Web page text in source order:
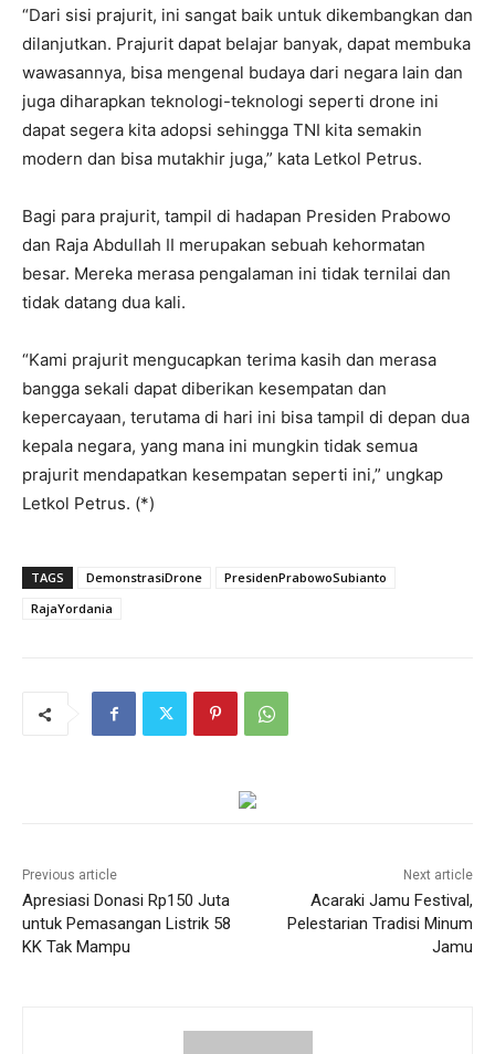
“Dari sisi prajurit, ini sangat baik untuk dikembangkan dan
dilanjutkan. Prajurit dapat belajar banyak, dapat membuka
wawasannya, bisa mengenal budaya dari negara lain dan
juga diharapkan teknologi-teknologi seperti drone ini
dapat segera kita adopsi sehingga TNI kita semakin
modern dan bisa mutakhir juga,” kata Letkol Petrus.
Bagi para prajurit, tampil di hadapan Presiden Prabowo
dan Raja Abdullah II merupakan sebuah kehormatan
besar. Mereka merasa pengalaman ini tidak ternilai dan
tidak datang dua kali.
“Kami prajurit mengucapkan terima kasih dan merasa
bangga sekali dapat diberikan kesempatan dan
kepercayaan, terutama di hari ini bisa tampil di depan dua
kepala negara, yang mana ini mungkin tidak semua
prajurit mendapatkan kesempatan seperti ini,” ungkap
Letkol Petrus. (*)
TAGS DemonstrasiDrone
PresidenPrabowoSubianto
RajaYordania
Previous article
Apresiasi Donasi Rp150 Juta
untuk Pemasangan Listrik 58
KK Tak Mampu
Next article
Acaraki Jamu Festival,
Pelestarian Tradisi Minum
Jamu